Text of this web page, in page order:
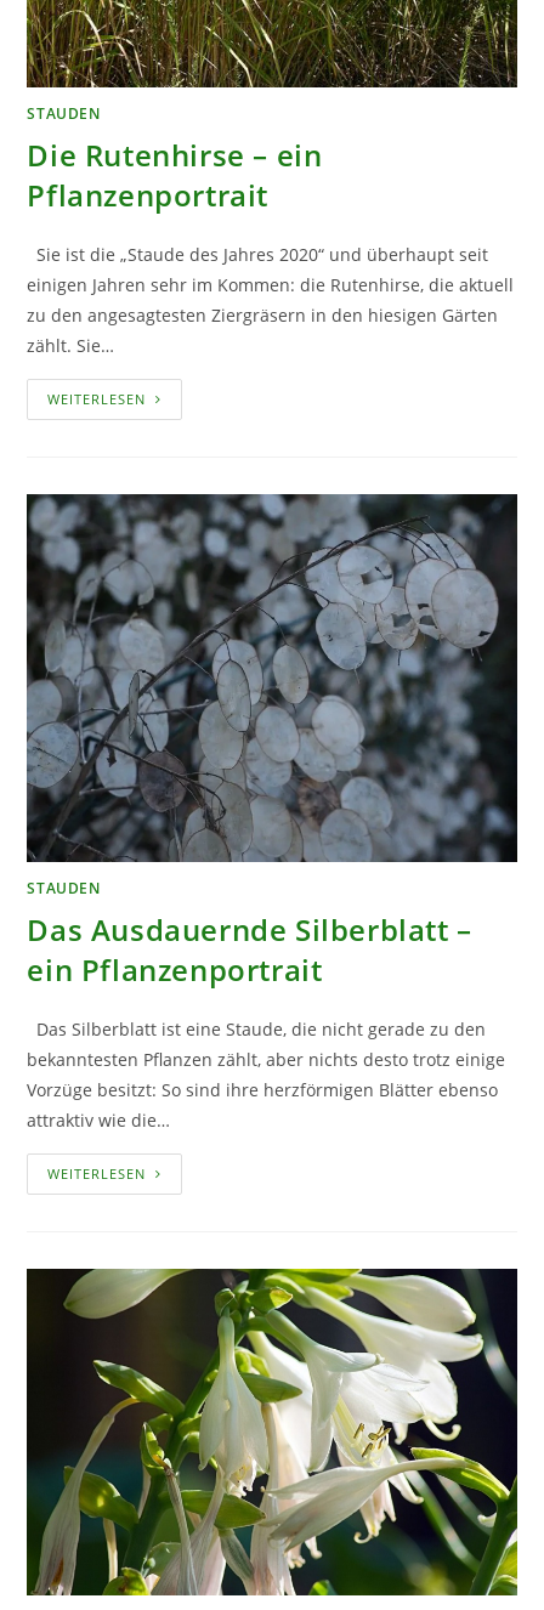
STAUDEN
Die Rutenhirse – ein
Pflanzenportrait
Sie ist die „Staude des Jahres 2020“ und überhaupt seit
einigen Jahren sehr im Kommen: die Rutenhirse, die aktuell
zu den angesagtesten Ziergräsern in den hiesigen Gärten
zählt. Sie…
WEITERLESEN DIE
RUTENHIRSE
STAUDEN
Das Ausdauernde Silberblatt –
ein Pflanzenportrait
Das Silberblatt ist eine Staude, die nicht gerade zu den
bekanntesten Pflanzen zählt, aber nichts desto trotz einige
Vorzüge besitzt: So sind ihre herzförmigen Blätter ebenso
attraktiv wie die…
WEITERLESEN DAS
AUSDAUERNDE